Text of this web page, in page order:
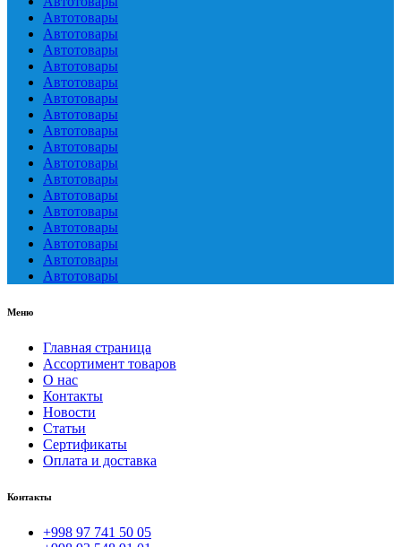
Автотовары
Автотовары
Автотовары
Автотовары
Автотовары
Автотовары
Автотовары
Автотовары
Автотовары
Автотовары
Автотовары
Автотовары
Автотовары
Автотовары
Автотовары
Автотовары
Автотовары
Меню
Главная страница
Ассортимент товаров
О нас
Контакты
Новости
Статьи
Сертификаты
Оплата и доставка
Контакты
+998 97 741 50 05